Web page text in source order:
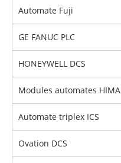
Automate Fuji
GE FANUC PLC
HONEYWELL DCS
Modules automates HIMA
Automate triplex ICS
Ovation DCS